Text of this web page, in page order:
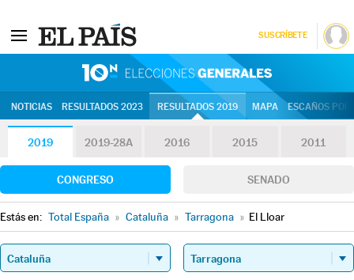
SUSCRÍBETE
NOTICIAS RESULTADOS 2023 RESULTADOS 2019 MAPA ESCAÑOS
2019 2019-28A 2016 2015 2011
CONGRESO SENADO
Estás en: Total España » Cataluña » Tarragona » El Lloar